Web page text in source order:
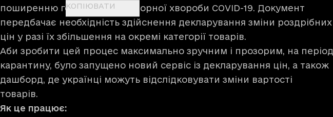
КОПІЮВАТИ
поширенню гострої респіраторної хвороби COVID-19. Документ
передбачає необхідність здійснення декларування зміни роздрібних
цін у разі їх збільшення на окремі категорії товарів.
Аби зробити цей процес максимально зручним і прозорим, на період
карантину, було запущено новий сервіс із декларування цін, а також
дашборд, де українці можуть відслідковувати зміни вартості
товарів.
Як це працює: